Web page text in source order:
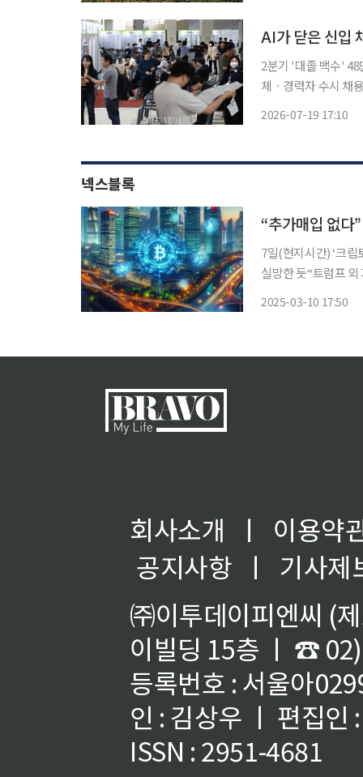
AI가 닫은 신입
2분기 '대졸 백수'
체ㆍ경력자 수시 채용 올해 2분기 첫 직장을 구하지 못한 청년 실업자가 7년 만에 다시
2026-07-19 17:10
넥스블록
7일(현지시간) ‘크립
실망한 듯“트럼프 외 거시경
2025-03-10 17:50
회사소개 ㅣ
이용약
공지사항
ㅣ
기사제
㈜이투데이피엔씨 (
이빌딩 15층 ㅣ ☎
등록번호 : 서울아
인 : 김상우 ㅣ 편집인
ISSN : 2951-4681